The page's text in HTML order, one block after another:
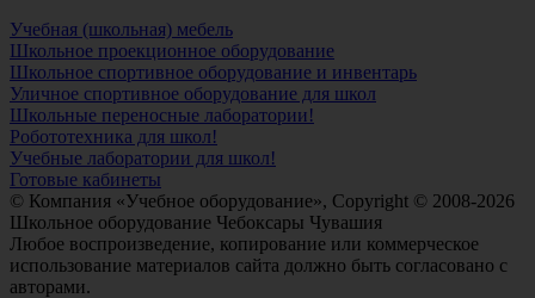
Учебная (школьная) мебель
Школьное проекционное оборудование
Школьное спортивное оборудование и инвентарь
Уличное спортивное оборудование для школ
Школьные переносные лаборатории!
Робототехника для школ!
Учебные лаборатории для школ!
Готовые кабинеты
© Компания «Учебное оборудование», Copyright © 2008-2026
Школьное оборудование Чебоксары Чувашия
Любое воспроизведение, копирование или коммерческое
использование материалов сайта должно быть согласовано с
авторами.